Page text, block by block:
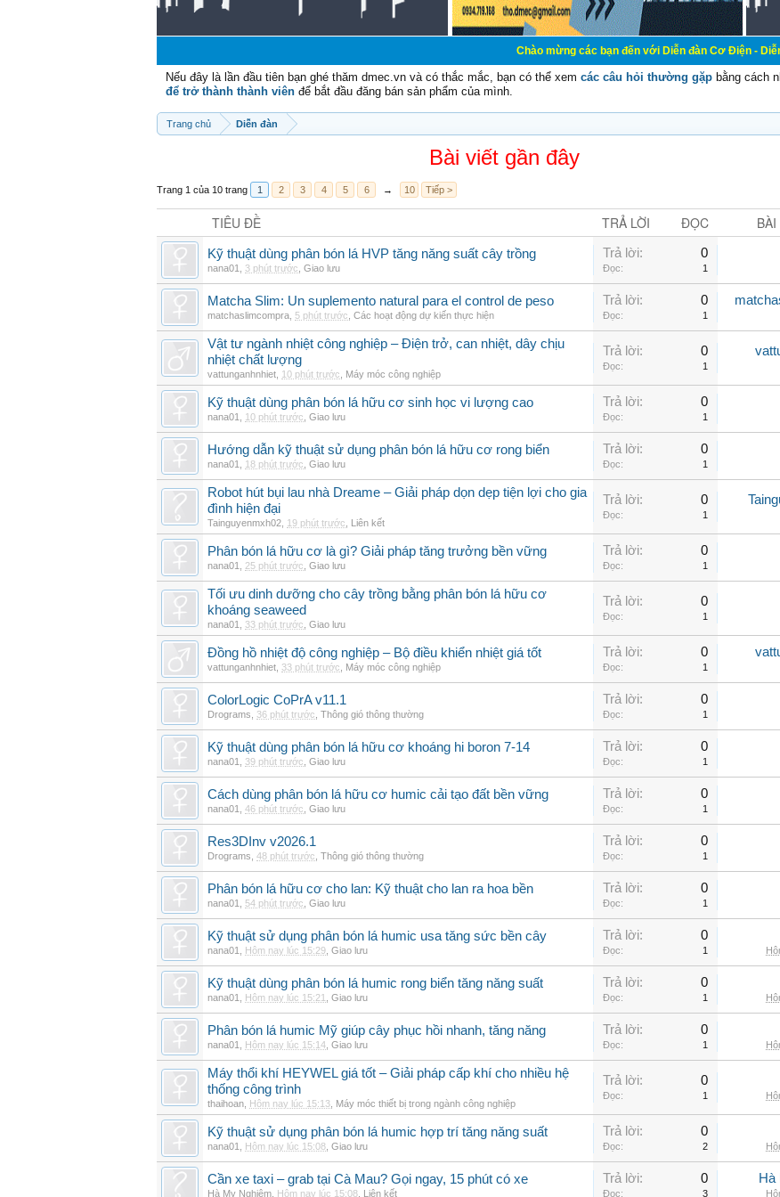
Chào mừng các bạn đến với Diễn đàn Cơ Điện - Diễn đàn Cơ
Nếu đây là lần đầu tiên bạn ghé thăm dmec.vn và có thắc mắc, bạn có thể xem các câu hỏi thường gặp bằng cách
để trở thành thành viên để bắt đầu đăng bán sản phẩm của mình.
Trang chủ Diễn đàn
Bài viết gần đây
Trang 1 của 10 trang 1 2 3 4 5 6 → 10 Tiếp >
TIÊU ĐỀ TRẢ LỜI ĐỌC
Kỹ thuật dùng phân bón lá HVP tăng năng suất cây trồng
nana01 3 phút trước Giao lưu
Trả lời: 0
Đọc: 1
Matcha Slim: Un suplemento natural para el control de peso
matchaslimcompra 5 phút trước Các hoạt động dự kiến thực hiện
Trả lời: 0
Đọc: 1
Vật tư ngành nhiệt công nghiệp – Điện trở, can nhiệt, dây chịu
nhiệt chất lượng
vattunganhnhiet 10 phút trước Máy móc công nghiệp
Trả lời: 0
Đọc: 1
Kỹ thuật dùng phân bón lá hữu cơ sinh học vi lượng cao
nana01 10 phút trước Giao lưu
Trả lời: 0
Đọc: 1
Hướng dẫn kỹ thuật sử dụng phân bón lá hữu cơ rong biển
nana01 18 phút trước Giao lưu
Trả lời: 0
Đọc: 1
Robot hút bụi lau nhà Dreame – Giải pháp dọn dẹp tiện lợi cho gia
đình hiện đại
Tainguyenmxh02 19 phút trước Liên kết
Trả lời: 0
Đọc: 1
Phân bón lá hữu cơ là gì? Giải pháp tăng trưởng bền vững
nana01 25 phút trước Giao lưu
Trả lời: 0
Đọc: 1
Tối ưu dinh dưỡng cho cây trồng bằng phân bón lá hữu cơ
khoáng seaweed
nana01 33 phút trước Giao lưu
Trả lời: 0
Đọc: 1
Đồng hồ nhiệt độ công nghiệp – Bộ điều khiển nhiệt giá tốt
vattunganhnhiet 33 phút trước Máy móc công nghiệp
Trả lời: 0
Đọc: 1
ColorLogic CoPrA v11.1
Drograms 36 phút trước Thông gió thông thường
Trả lời: 0
Đọc: 1
Kỹ thuật dùng phân bón lá hữu cơ khoáng hi boron 7-14
nana01 39 phút trước Giao lưu
Trả lời: 0
Đọc: 1
Cách dùng phân bón lá hữu cơ humic cải tạo đất bền vững
nana01 46 phút trước Giao lưu
Trả lời: 0
Đọc: 1
Res3DInv v2026.1
Drograms 48 phút trước Thông gió thông thường
Trả lời: 0
Đọc: 1
Phân bón lá hữu cơ cho lan: Kỹ thuật cho lan ra hoa bền
nana01 54 phút trước Giao lưu
Trả lời: 0
Đọc: 1
Kỹ thuật sử dụng phân bón lá humic usa tăng sức bền cây
nana01 Hôm nay lúc 15:29 Giao lưu
Trả lời: 0
Đọc: 1
Kỹ thuật dùng phân bón lá humic rong biển tăng năng suất
nana01 Hôm nay lúc 15:21 Giao lưu
Trả lời: 0
Đọc: 1
Phân bón lá humic Mỹ giúp cây phục hồi nhanh, tăng năng
nana01 Hôm nay lúc 15:14 Giao lưu
Trả lời: 0
Đọc: 1
Máy thổi khí HEYWEL giá tốt – Giải pháp cấp khí cho nhiều hệ
thống công trình
thaihoan Hôm nay lúc 15:13 Máy móc thiết bị trong ngành công nghiệp
Trả lời: 0
Đọc: 1
Kỹ thuật sử dụng phân bón lá humic hợp trí tăng năng suất
nana01 Hôm nay lúc 15:08 Giao lưu
Trả lời: 0
Đọc: 2
Cần xe taxi – grab tại Cà Mau? Gọi ngay, 15 phút có xe
Hà My Nghiêm Hôm nay lúc 15:08 Liên kết
Trả lời: 0
Đọc: 3
Hà